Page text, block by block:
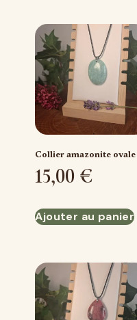
Collier amazonite ovale
15,00 €
Ajouter au panier